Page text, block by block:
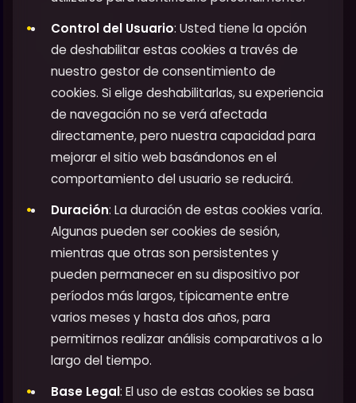
Control del Usuario: Usted tiene la opción
de deshabilitar estas cookies a través de
nuestro gestor de consentimiento de
cookies. Si elige deshabilitarlas, su experiencia
de navegación no se verá afectada
directamente, pero nuestra capacidad para
mejorar el sitio web basándonos en el
comportamiento del usuario se reducirá.
Duración: La duración de estas cookies varía.
Algunas pueden ser cookies de sesión,
mientras que otras son persistentes y
pueden permanecer en su dispositivo por
períodos más largos, típicamente entre
varios meses y hasta dos años, para
permitirnos realizar análisis comparativos a lo
largo del tiempo.
Base Legal: El uso de estas cookies se basa